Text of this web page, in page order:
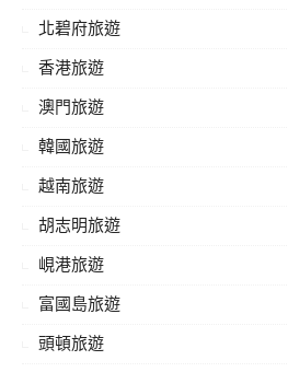
北碧府旅遊
香港旅遊
澳門旅遊
韓國旅遊
越南旅遊
胡志明旅遊
峴港旅遊
富國島旅遊
頭頓旅遊